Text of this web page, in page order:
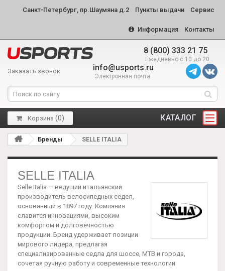
Санкт-Петербург, пр.Шаумяна д.2 Пункты выдачи Сервис
Информация Контакты
8 (800) 333 21 75
Ежедневно с 10 до 20
Заказать звонок info@usports.ru
Электронная почта
КАТАЛОГ
Корзина (0)
Бренды SELLE ITALIA
SELLE ITALIA
Selle Italia — ведущий итальянский
производитель велосипедных седел,
основанный в 1897 году. Компания
славится инновациями, высоким
комфортом и долговечностью
продукции. Бренд удерживает позиции
мирового лидера, предлагая
специализированные седла для шоссе, MTB и города,
сочетая ручную работу и современные технологии